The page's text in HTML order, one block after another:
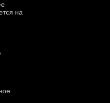
на